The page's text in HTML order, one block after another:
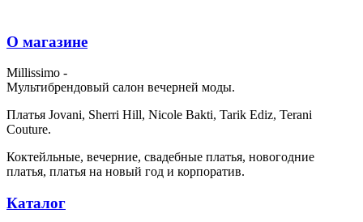
О магазине
Millissimo -
Мультибрендовый салон вечерней моды.
Платья Jovani, Sherri Hill, Nicole Bakti, Tarik Ediz, Terani
Couture.
Коктейльные, вечерние, свадебные платья, новогодние
платья, платья на новый год и корпоратив.
Каталог